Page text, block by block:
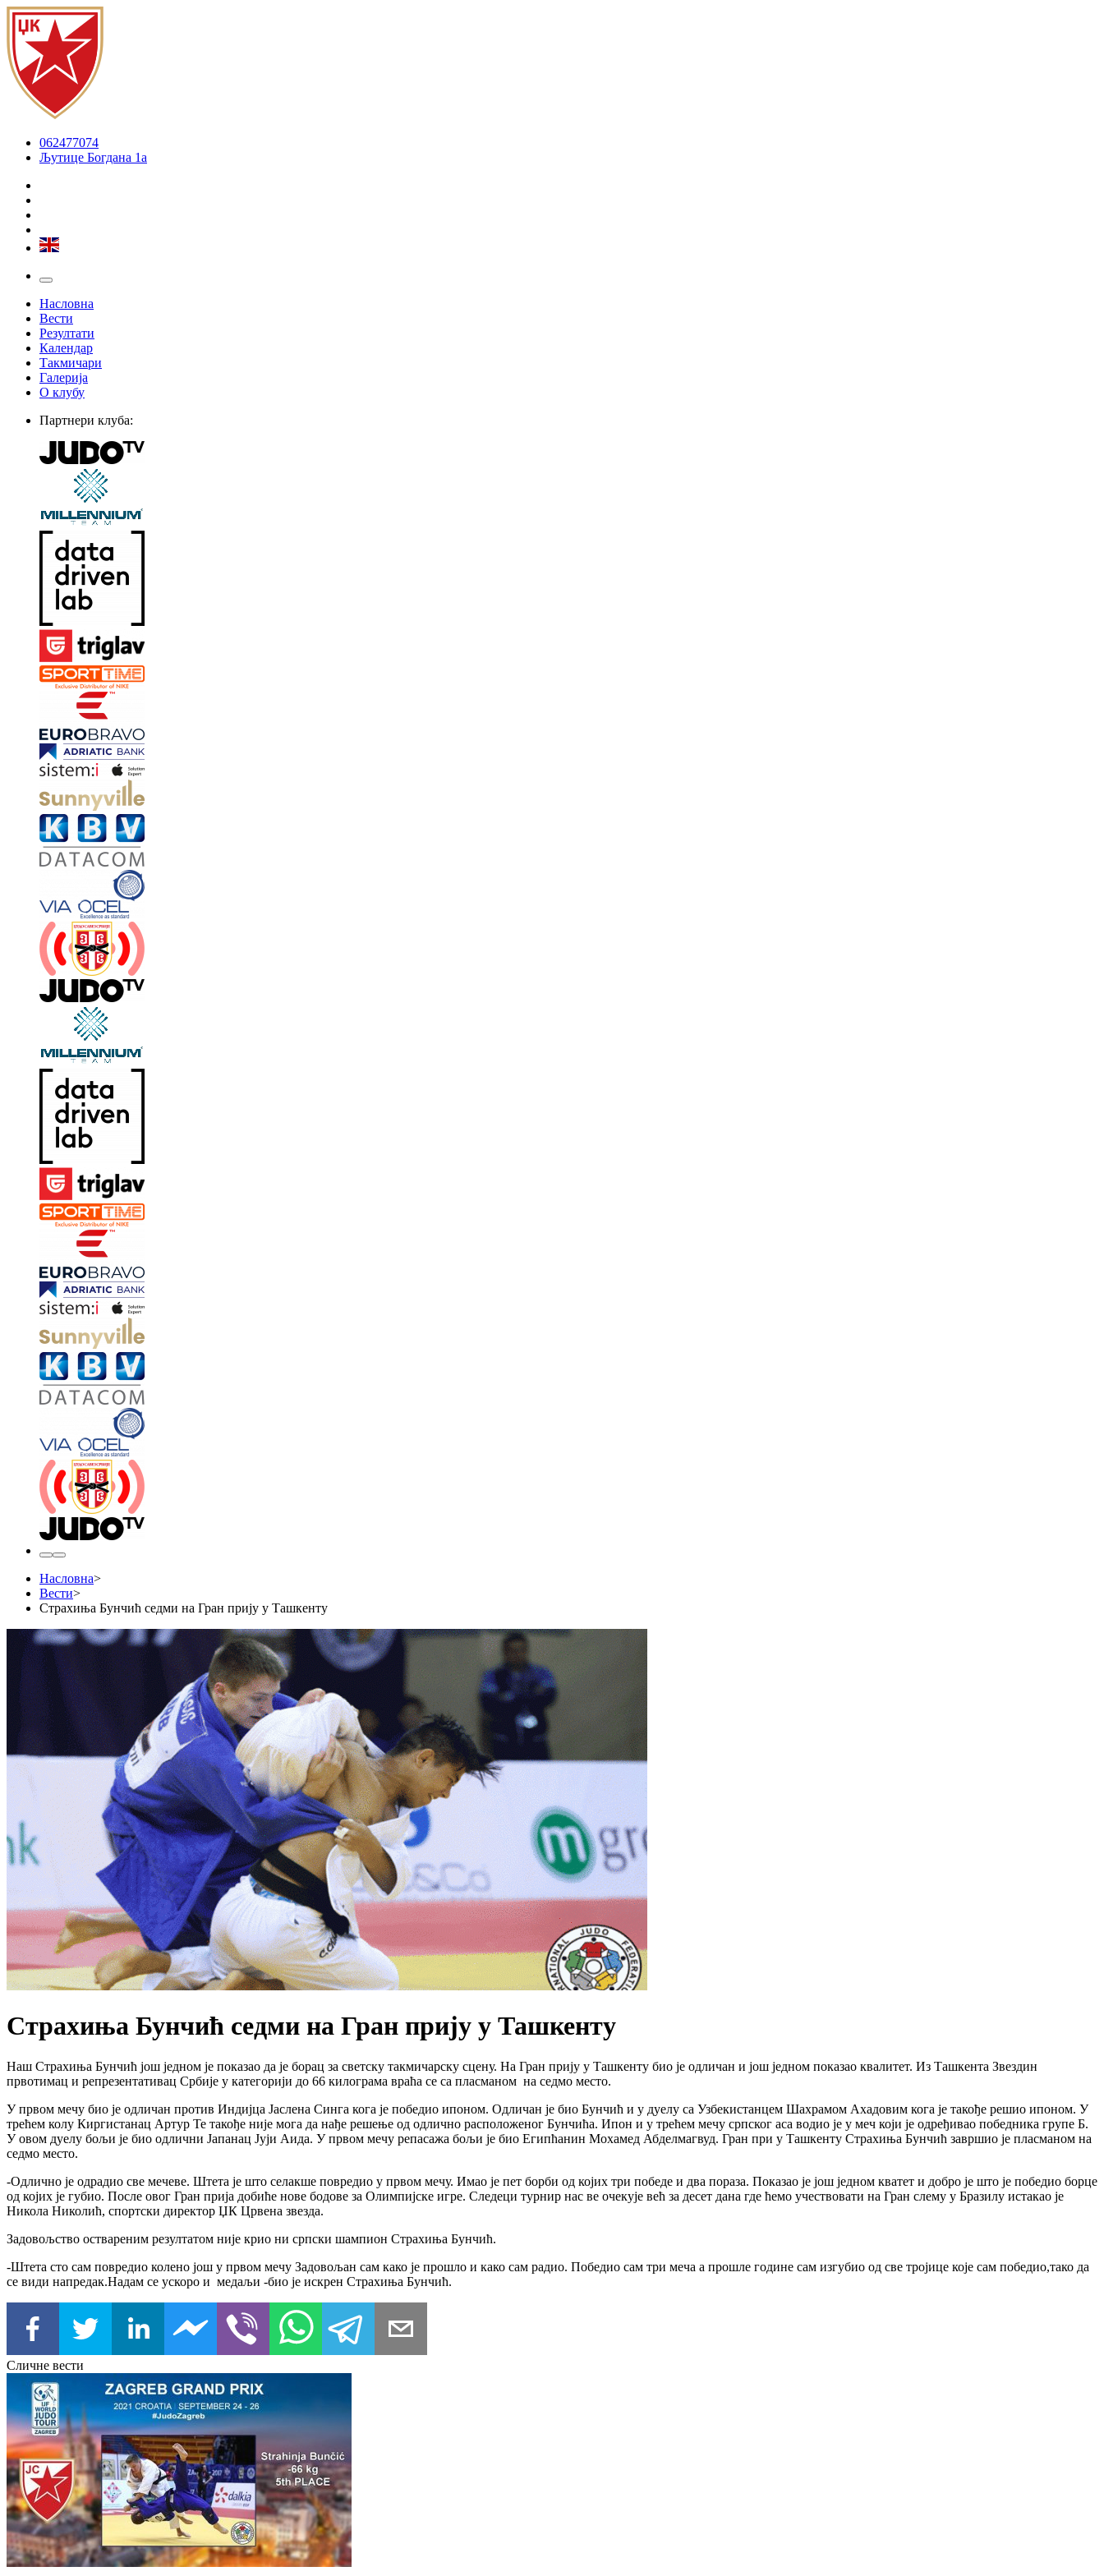
062477074
Љутице Богдана 1а
Насловна
Вести
Резултати
Календар
Такмичари
Галерија
О клубу
Партнери клуба:
Насловна>
Вести>
Страхиња Бунчић седми на Гран прију у Ташкенту
Страхиња Бунчић седми на Гран прију у Ташкенту
Наш Страхиња Бунчић још једном је показао да је борац за светску такмичарску сцену. На Гран прију у Ташкенту био је одличан и још једном показао квалитет. Из Ташкента Звездин
првотимац и репрезентативац Србије у категорији до 66 килограма враћа се са пласманом на седмо место.
У првом мечу био је одличан против Индијца Јаслена Синга кога је победио ипоном. Одличан је био Бунчић и у дуелу са Узбекистанцем Шахрамом Ахадовим кога је такође решио ипоном. У
трећем колу Киргистанац Артур Те такође није мога да нађе решење од одлично расположеног Бунчића. Ипон и у трећем мечу српског аса водио је у меч који је одређивао победника групе Б.
У овом дуелу бољи је био одлични Јапанац Јуји Аида. У првом мечу репасажа бољи је био Египћанин Мохамед Абделмагвуд. Гран при у Ташкенту Страхиња Бунчић завршио је пласманом на
седмо место.
-Одлично је одрадио све мечеве. Штета је што селакше повредио у првом мечу. Имао је пет борби од којих три победе и два пораза. Показао је још једном кватет и добро је што је победио борце
од којих је губио. После овог Гран прија добиће нове бодове за Олимпијске игре. Следеци турнир нас ве очекује већ за десет дана где ћемо учествовати на Гран слему у Бразилу истакао је
Никола Николић, спортски директор ЏК Црвена звезда.
Задовољство оствареним резултатом није крио ни српски шампион Страхиња Бунчић.
-Штета сто сам повредио колено још у првом мечу Задовољан сам како је прошло и како сам радио. Победио сам три меча а прошле године сам изгубио од све тројице које сам победио,тако да
се види напредак.Надам се ускоро и медаљи -био је искрен Страхиња Бунчић.
Сличне вести